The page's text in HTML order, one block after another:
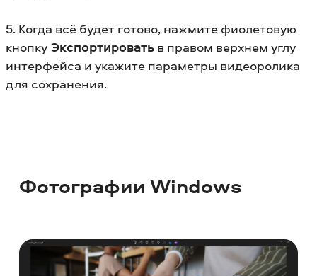
5. Когда всё будет готово, нажмите фиолетовую
кнопку Экспортировать в правом верхнем углу
интерфейса и укажите параметры видеоролика
для сохранения.
Фотографии Windows